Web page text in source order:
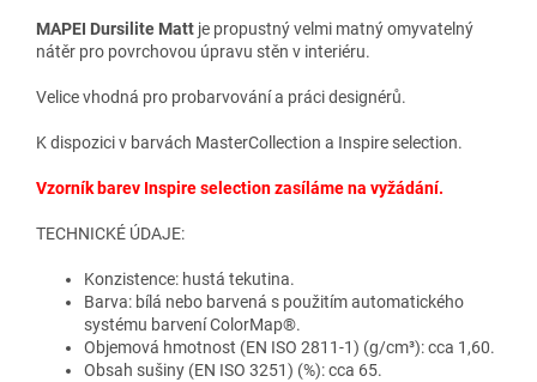
MAPEI Dursilite Matt je propustný velmi matný omyvatelný
nátěr pro povrchovou úpravu stěn v interiéru.
Velice vhodná pro probarvování a práci designérů.
K dispozici v barvách MasterCollection a Inspire selection.
Vzorník barev Inspire selection zasíláme na vyžádání.
TECHNICKÉ ÚDAJE:
Konzistence: hustá tekutina.
Barva: bílá nebo barvená s použitím automatického
systému barvení ColorMap®.
Objemová hmotnost (EN ISO 2811-1) (g/cm³): cca 1,60.
Obsah sušiny (EN ISO 3251) (%): cca 65.